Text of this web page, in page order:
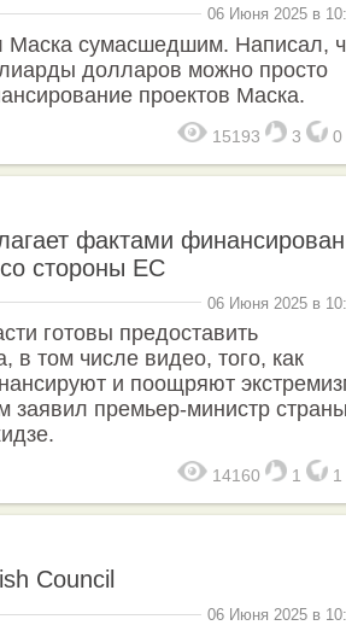
06 Июня 2025 в
Маска сумасшедшим. Написал,
долларов можно просто
проектов Маска.
15193 3 0
фактами
стороны ЕС
06 Июня 2025 в
готовы предоставить
в том числе видео, того, как
и поощряют
заявил премьер-министр
14160 1 1
Council
06 Июня 2025 в